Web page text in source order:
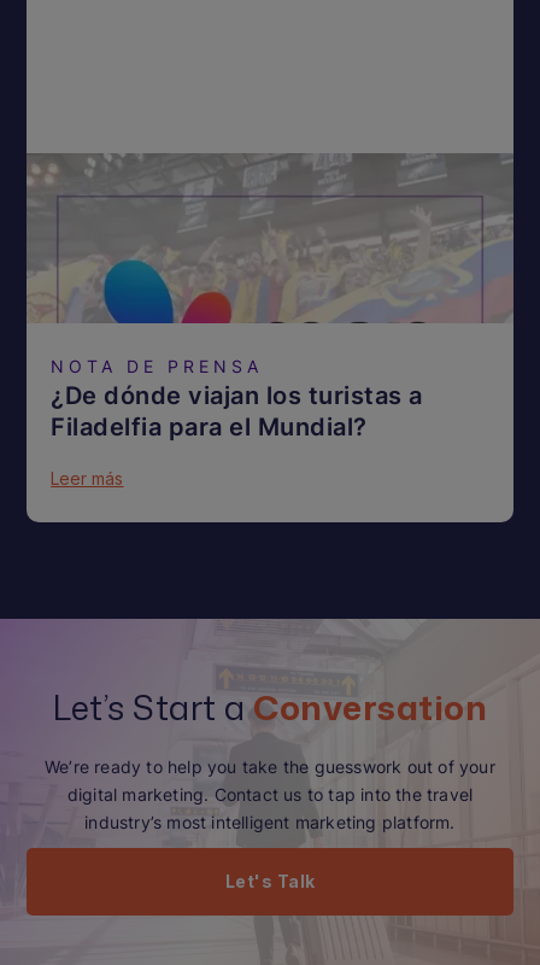
NOTA DE PRENSA
¿De dónde viajan los turistas a
Filadelfia para el Mundial?
Leer más
Let’s Start a Conversation
We’re ready to help you take the guesswork out of your
digital marketing. Contact us to tap into the travel
industry’s most intelligent marketing platform.
Let's Talk